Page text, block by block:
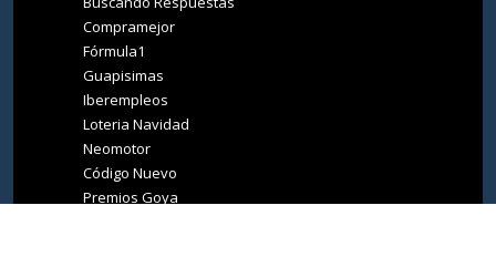
Compramejor
Fórmula1
Guapisimas
Iberempleos
Loteria Navidad
Neomotor
Código Nuevo
Premios Goya